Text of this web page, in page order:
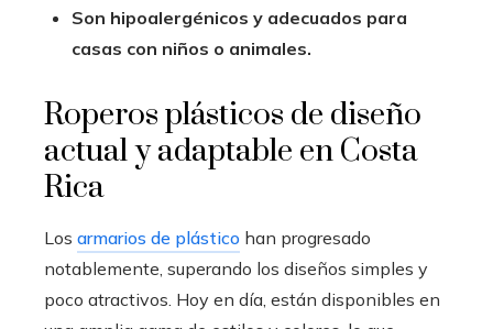
Son hipoalergénicos y adecuados para
casas con niños o animales.
Roperos plásticos de diseño
actual y adaptable en Costa
Rica
Los armarios de plástico han progresado
notablemente, superando los diseños simples y
poco atractivos. Hoy en día, están disponibles en